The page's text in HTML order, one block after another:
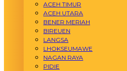
ACEH TIMUR
ACEH UTARA
BENER MERIAH
BIREUEN
LANGSA
LHOKSEUMAWE
NAGAN RAYA
PIDIE